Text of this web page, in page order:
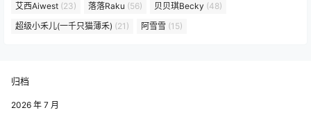
艾西Aiwest (23) 落落Raku (56) 贝贝琪Becky (48)
超级小禾儿(一千只猫薄禾) (21) 阿雪雪 (15)
归档
2026 年 7 月